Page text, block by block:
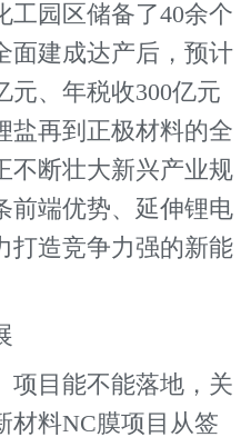
园区储备了40余个
面建成达产后，预计
元、年税收300亿元
盐再到正极材料的全
不断壮大新兴产业规
前端优势、延伸锂电
打造竞争力强的新能
目能不能落地，关
材料NC膜项目从签